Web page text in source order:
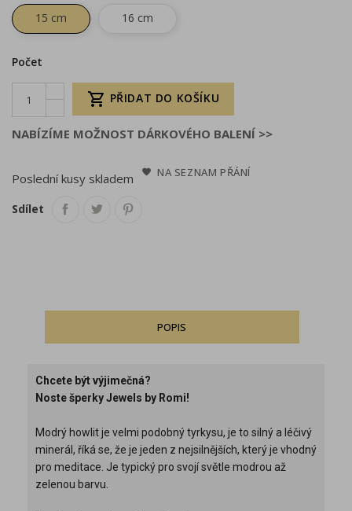
15 cm 16 cm
Počet
 PŘIDAT DO KOŠÍKU
NABÍZÍME MOŽNOST DÁRKOVÉHO BALENÍ >>
Poslední kusy skladem NA SEZNAM PŘÁNÍ
Sdílet
POPIS
Chcete být výjimečná?
Noste šperky Jewels by Romi!
Modrý howlit je velmi podobný tyrkysu, je to silný a léčivý
minerál, říká se, že je jeden z nejsilnějších, který je vhodný
pro meditace. Je typický pro svojí světle modrou až
zelenou barvu.